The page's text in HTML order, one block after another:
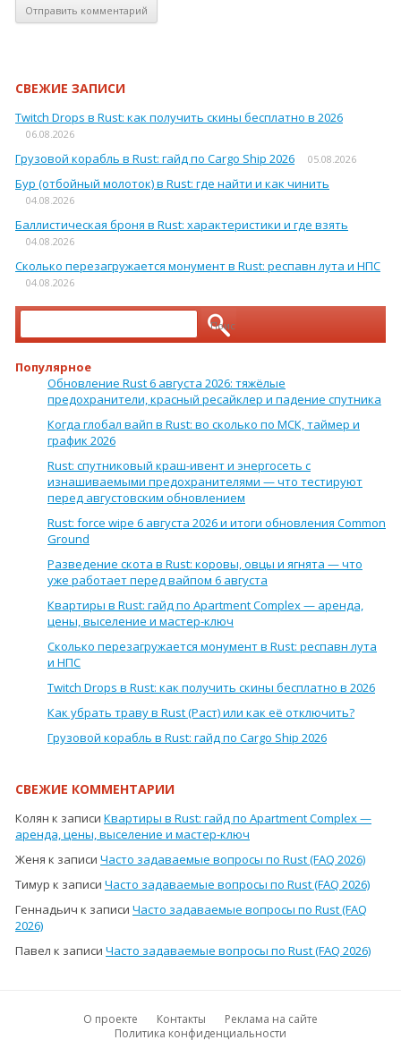
СВЕЖИЕ ЗАПИСИ
Twitch Drops в Rust: как получить скины бесплатно в 2026
06.08.2026
Грузовой корабль в Rust: гайд по Cargo Ship 2026 05.08.2026
Бур (отбойный молоток) в Rust: где найти и как чинить
04.08.2026
Баллистическая броня в Rust: характеристики и где взять
04.08.2026
Сколько перезагружается монумент в Rust: респавн лута и НПС
04.08.2026
Найти:
Популярное
Обновление Rust 6 августа 2026: тяжёлые
предохранители, красный ресайклер и падение спутника
Когда глобал вайп в Rust: во сколько по МСК, таймер и
график 2026
Rust: спутниковый краш-ивент и энергосеть с
изнашиваемыми предохранителями — что тестируют
перед августовским обновлением
Rust: force wipe 6 августа 2026 и итоги обновления Common
Ground
Разведение скота в Rust: коровы, овцы и ягнята — что
уже работает перед вайпом 6 августа
Квартиры в Rust: гайд по Apartment Complex — аренда,
цены, выселение и мастер-ключ
Сколько перезагружается монумент в Rust: респавн лута
и НПС
Twitch Drops в Rust: как получить скины бесплатно в 2026
Как убрать траву в Rust (Раст) или как её отключить?
Грузовой корабль в Rust: гайд по Cargo Ship 2026
СВЕЖИЕ КОММЕНТАРИИ
Колян к записи Квартиры в Rust: гайд по Apartment Complex —
аренда, цены, выселение и мастер-ключ
Женя к записи Часто задаваемые вопросы по Rust (FAQ 2026)
Тимур к записи Часто задаваемые вопросы по Rust (FAQ 2026)
Геннадьич к записи Часто задаваемые вопросы по Rust (FAQ
2026)
Павел к записи Часто задаваемые вопросы по Rust (FAQ 2026)
О проекте Контакты
Реклама на сайте
Политика конфиденциальности